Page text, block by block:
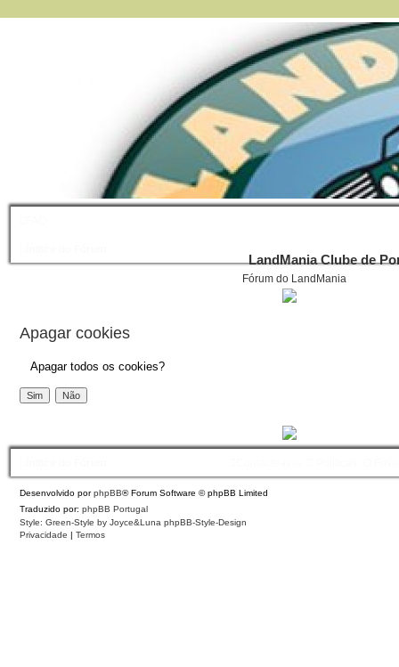
LandMania Clube de
Fórum do LandMania
Apagar cookies
Apagar todos os cookies?
Desenvolvido porphpBB® Forum Software © phpBB Limited
Traduzido por: phpBB Portugal
Style: Green-Style by Joyce&Luna phpBB-Style-Design
Privacidade | Termos